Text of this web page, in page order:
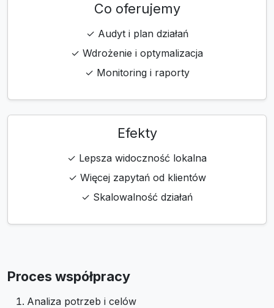
Co oferujemy
✓ Audyt i plan działań
✓ Wdrożenie i optymalizacja
✓ Monitoring i raporty
Efekty
✓ Lepsza widoczność lokalna
✓ Więcej zapytań od klientów
✓ Skalowalność działań
Proces współpracy
Analiza potrzeb i celów